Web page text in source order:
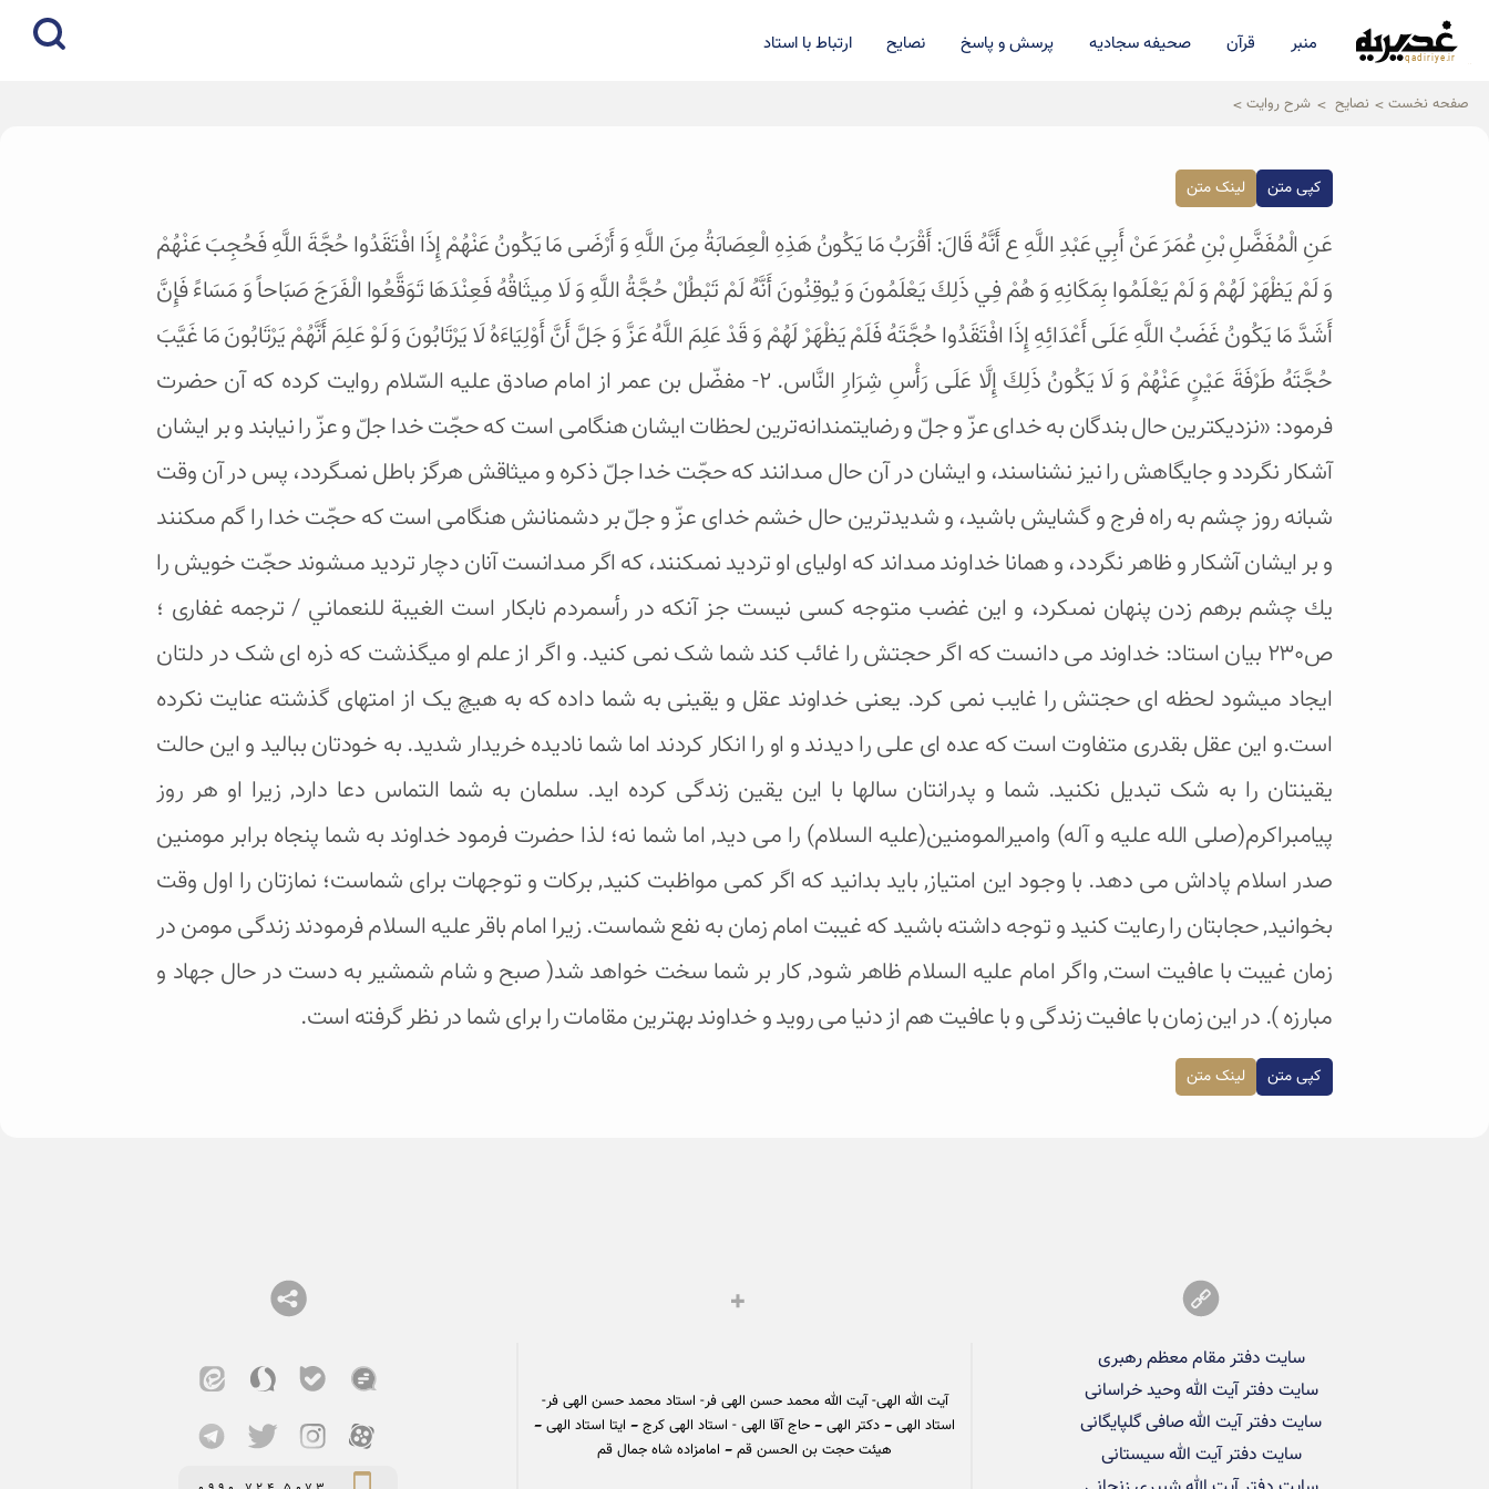
qadiriye.ir
نشریه ی غدیریه-بیانات استاد
منبر قرآن صحیفه سجادیه پرسش و پاسخ نصایح ارتباط با استاد
صفحه نخست نصایح شرح روایت
کپی متن لینک متن
عَنِ الْمُفَضَّلِ بْنِ عُمَرَ عَنْ أَبِي عَبْدِ اللَّهِ ع أَنَّهُ قَالَ: أَقْرَبُ مَا يَكُونُ هَذِهِ الْعِصَابَةُ مِنَ اللَّهِ وَ أَرْضَى مَا يَكُونُ عَنْهُمْ إِذَا افْتَقَدُوا حُجَّةَ اللَّهِ فَحُجِبَ عَنْهُمْ
وَ لَمْ يَظْهَرْ لَهُمْ وَ لَمْ يَعْلَمُوا بِمَكَانِهِ وَ هُمْ فِي ذَلِكَ يَعْلَمُونَ وَ يُوقِنُونَ أَنَّهُ لَمْ تَبْطُلْ حُجَّةُ اللَّهِ‏ وَ لَا مِيثَاقُهُ فَعِنْدَهَا تَوَقَّعُوا الْفَرَجَ صَبَاحاً وَ مَسَاءً فَإِنَّ
أَشَدَّ مَا يَكُونُ غَضَبُ اللَّهِ عَلَى أَعْدَائِهِ إِذَا افْتَقَدُوا حُجَّتَهُ فَلَمْ يَظْهَرْ لَهُمْ وَ قَدْ عَلِمَ اللَّهُ عَزَّ وَ جَلَّ أَنَّ أَوْلِيَاءَهُ لَا يَرْتَابُونَ وَ لَوْ عَلِمَ أَنَّهُمْ يَرْتَابُونَ مَا غَيَّبَ‏
حُجَّتَهُ‏ طَرْفَةَ عَيْنٍ‏ عَنْهُمْ وَ لَا يَكُونُ ذَلِكَ إِلَّا عَلَى رَأْسِ شِرَارِ النَّاس‏. 2- مفضّل بن عمر از امام صادق عليه السّلام روايت كرده كه آن حضرت
فرمود: «نزديكترين حال بندگان به خداى عزّ و جلّ و رضايتمندانه‌ترين لحظات ايشان هنگامى است كه حجّت خدا جلّ و عزّ را نيابند و بر ايشان
آشكار نگردد و جايگاهش را نيز نشناسند، و ايشان در آن حال مى‏دانند كه حجّت خدا جلّ ذكره و ميثاقش هرگز باطل نمى‏گردد، پس در آن وقت
شبانه روز چشم به راه فرج و گشايش باشيد، و شديدترين حال خشم خداى عزّ و جلّ بر دشمنانش هنگامى است كه حجّت خدا را گم مى‏كنند
و بر ايشان آشكار و ظاهر نگردد، و همانا خداوند مى‏داند كه اولياى او ترديد نمى‏كنند، كه اگر مى‏دانست آنان دچار ترديد مى‏شوند حجّت خويش را
يك چشم برهم زدن پنهان نمى‏كرد، و اين غضب متوجه كسى نيست جز آنكه در رأس‏مردم نابكار است الغيبة للنعماني / ترجمه غفارى ؛
ص230 بیان استاد: خداوند می دانست که اگر حجتش را غائب کند شما شک نمی کنید. و اگر از علم او میگذشت که ذره ای شک در دلتان
ایجاد میشود لحظه ای حجتش را غایب نمی کرد. یعنی خداوند عقل و یقینی به شما داده که به هیچ یک از امتهای گذشته عنایت نکرده
است.و این عقل بقدری متفاوت است که عده ای علی را دیدند و او را انکار کردند اما شما نادیده خریدار شدید. به خودتان ببالید و این حالت
یقینتان را به شک تبدیل نکنید. شما و پدرانتان سالها با این یقین زندگی کرده اید. سلمان به شما التماس دعا دارد, زیرا او هر روز
پیامبراکرم(صلی الله علیه و آله) وامیرالمومنین(علیه السلام) را می دید, اما شما نه؛ لذا حضرت فرمود خداوند به شما پنجاه برابر مومنین
صدر اسلام پاداش می دهد. با وجود این امتیاز, باید بدانید که اگر کمی مواظبت کنید, برکات و توجهات برای شماست؛ نمازتان را اول وقت
بخوانید, حجابتان را رعایت کنید و توجه داشته باشید که غیبت امام زمان به نفع شماست. زیرا امام باقر علیه السلام فرمودند زندگی مومن در
زمان غیبت با عافیت است, واگر امام علیه السلام ظاهر شود, کار بر شما سخت خواهد شد( صبح و شام شمشیر به دست در حال جهاد و
مبارزه ). در این زمان با عافیت زندگی و با عافیت هم از دنیا می روید و خداوند بهترین مقامات را برای شما در نظر گرفته است.
کپی متن لینک متن
سایت دفتر مقام معظم رهبری
سایت دفتر آیت الله وحید خراسانی
سایت دفتر آیت الله صافی گلپایگانی
سایت دفتر آیت الله سیستانی
آیت الله الهی- آیت الله محمد حسن الهی فر- استاد محمد حسن الهی فر-
استاد الهی – دکتر الهی – حاج آقا الهی - استاد الهی کرج – ایتا استاد الهی –
هیئت حجت بن الحسن قم – امامزاده شاه جمال قم